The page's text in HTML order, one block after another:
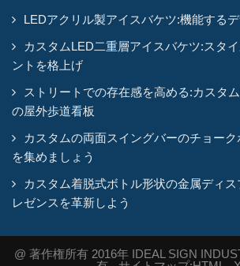
LEDアクリル製アイスバケツ:機能する
カスタムLED二重層アイスバケツ:スタ
ントを格上げ
ストリートでの存在感を高める:カスタ
の屋外歩道看板
カスタムの両面スイングバーのチョーク
を集めましょう
カスタム着脱式ボトル形状の金属ディ
レゼンスを革新しよう
@ 著作権所有 2016年 IDEAL SIGN